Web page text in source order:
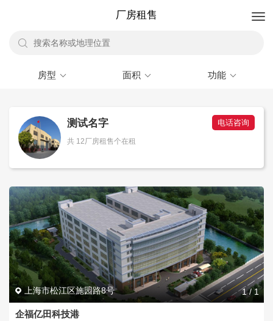
厂房租售
房型 面积 功能
测试名字 电话咨询
共 12厂房租售个在租
上海市松江区施园路8号 1/1
企福亿田科技港